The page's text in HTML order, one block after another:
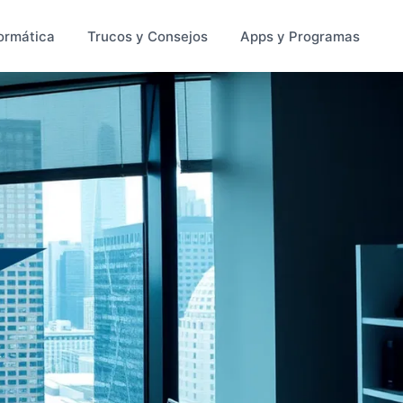
Trucos y Consejos Apps y Programas